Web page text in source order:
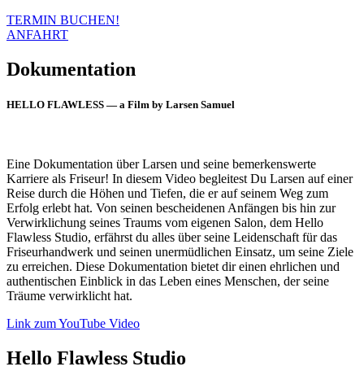
TERMIN BUCHEN!
ANFAHRT
Dokumentation
HELLO FLAWLESS — a Film by Larsen Samuel
Eine Dokumentation über Larsen und seine bemerkenswerte
Karriere als Friseur! In diesem Video begleitest Du Larsen auf einer
Reise durch die Höhen und Tiefen, die er auf seinem Weg zum
Erfolg erlebt hat. Von seinen bescheidenen Anfängen bis hin zur
Verwirklichung seines Traums vom eigenen Salon, dem Hello
Flawless Studio, erfährst du alles über seine Leidenschaft für das
Friseurhandwerk und seinen unermüdlichen Einsatz, um seine Ziele
zu erreichen. Diese Dokumentation bietet dir einen ehrlichen und
authentischen Einblick in das Leben eines Menschen, der seine
Träume verwirklicht hat.
Link zum YouTube Video
Hello Flawless Studio